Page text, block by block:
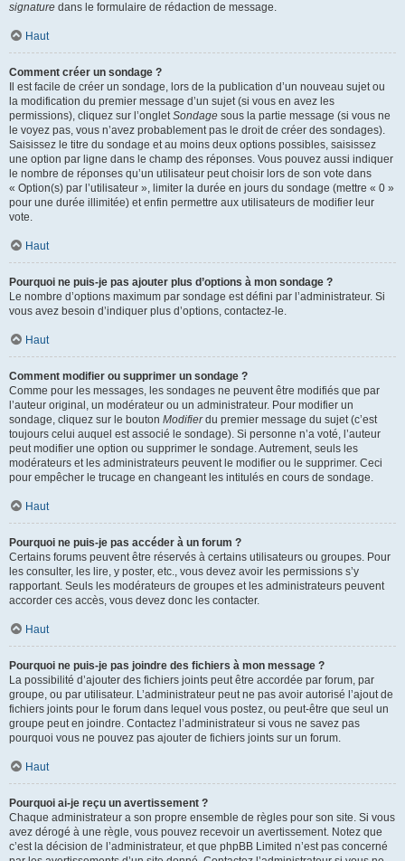
signature dans le formulaire de rédaction de message.
Haut
Comment créer un sondage ?
Il est facile de créer un sondage, lors de la publication d’un nouveau sujet ou
la modification du premier message d’un sujet (si vous en avez les
permissions), cliquez sur l’ongletSondage sous la partie message (si vous ne
le voyez pas, vous n’avez probablement pas le droit de créer des sondages).
Saisissez le titre du sondage et au moins deux options possibles, saisissez
une option par ligne dans le champ des réponses. Vous pouvez aussi indiquer
le nombre de réponses qu’un utilisateur peut choisir lors de son vote dans
« Option(s) par l’utilisateur », limiter la durée en jours du sondage (mettre « 0 »
pour une durée illimitée) et enfin permettre aux utilisateurs de modifier leur
vote.
Haut
Pourquoi ne puis-je pas ajouter plus d’options à mon sondage ?
Le nombre d’options maximum par sondage est défini par l’administrateur. Si
vous avez besoin d’indiquer plus d’options, contactez-le.
Haut
Comment modifier ou supprimer un sondage ?
Comme pour les messages, les sondages ne peuvent être modifiés que par
l’auteur original, un modérateur ou un administrateur. Pour modifier un
sondage, cliquez sur le bouton Modifierdu premier message du sujet (c’est
toujours celui auquel est associé le sondage). Si personne n’a voté, l’auteur
peut modifier une option ou supprimer le sondage. Autrement, seuls les
modérateurs et les administrateurs peuvent le modifier ou le supprimer. Ceci
pour empêcher le trucage en changeant les intitulés en cours de sondage.
Haut
Pourquoi ne puis-je pas accéder à un forum ?
Certains forums peuvent être réservés à certains utilisateurs ou groupes. Pour
les consulter, les lire, y poster, etc., vous devez avoir les permissions s’y
rapportant. Seuls les modérateurs de groupes et les administrateurs peuvent
accorder ces accès, vous devez donc les contacter.
Haut
Pourquoi ne puis-je pas joindre des fichiers à mon message ?
La possibilité d’ajouter des fichiers joints peut être accordée par forum, par
groupe, ou par utilisateur. L’administrateur peut ne pas avoir autorisé l’ajout de
fichiers joints pour le forum dans lequel vous postez, ou peut-être que seul un
groupe peut en joindre. Contactez l’administrateur si vous ne savez pas
pourquoi vous ne pouvez pas ajouter de fichiers joints sur un forum.
Haut
Pourquoi ai-je reçu un avertissement ?
Chaque administrateur a son propre ensemble de règles pour son site. Si vous
avez dérogé à une règle, vous pouvez recevoir un avertissement. Notez que
c’est la décision de l’administrateur, et que phpBB Limited n’est pas concerné